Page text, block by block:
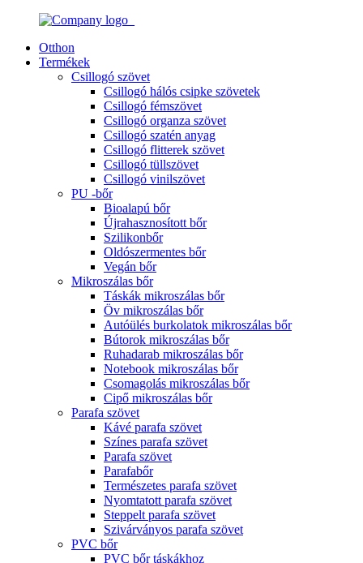
Otthon
Termékek
Csillogó szövet
Csillogó hálós csipke szövetek
Csillogó fémszövet
Csillogó organza szövet
Csillogó szatén anyag
Csillogó flitterek szövet
Csillogó tüllszövet
Csillogó vinilszövet
PU -bőr
Bioalapú bőr
Újrahasznosított bőr
Szilikonbőr
Oldószermentes bőr
Vegán bőr
Mikroszálas bőr
Táskák mikroszálas bőr
Öv mikroszálas bőr
Autóülés burkolatok mikroszálas bőr
Bútorok mikroszálas bőr
Ruhadarab mikroszálas bőr
Notebook mikroszálas bőr
Csomagolás mikroszálas bőr
Cipő mikroszálas bőr
Parafa szövet
Kávé parafa szövet
Színes parafa szövet
Parafa szövet
Parafabőr
Természetes parafa szövet
Nyomtatott parafa szövet
Steppelt parafa szövet
Szivárványos parafa szövet
PVC bőr
PVC bőr táskákhoz